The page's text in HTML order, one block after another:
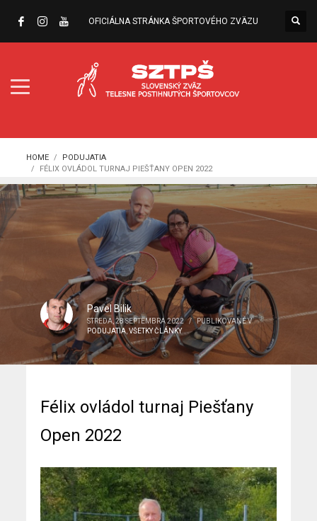
OFICIÁLNA STRÁNKA ŠPORTOVÉHO ZVÄZU
HOME
PODUJATIA
FÉLIX OVLÁDOL TURNAJ PIEŠŤANY OPEN 2022
Pavel Bilik
STREDA, 28 SEPTEMBRA 2022 /
PUBLIKOVANÉ V
PODUJATIA ,VŠETKY ČLÁNKY
Félix ovládol turnaj Piešťany
Open 2022